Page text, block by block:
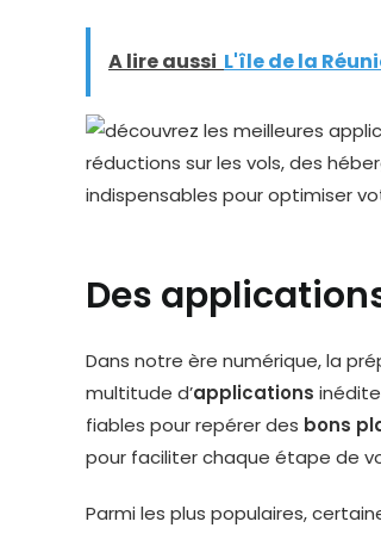
A lire aussi L'île de la
Des
Dans notre ère numérique, la
multitude d’applications
fiables pour repérer des bons
pour faciliter chaque étape de
Parmi les plus populaires,